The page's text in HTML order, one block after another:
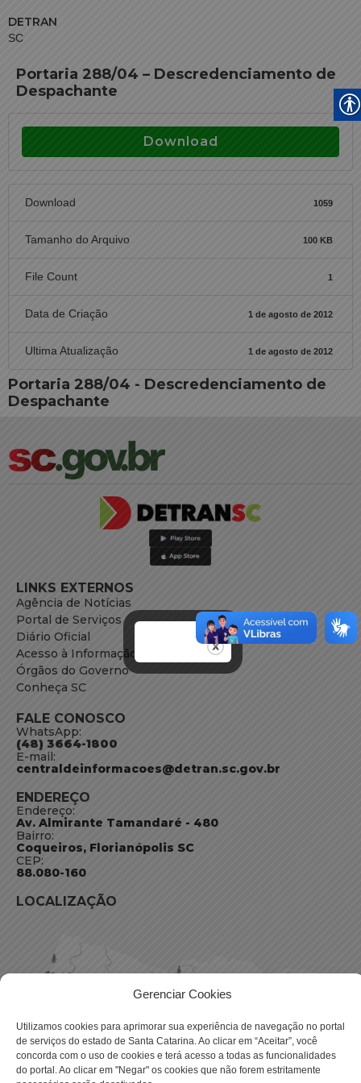
Gerenciar Cookies
Utilizamos cookies para aprimorar sua experiência de navegação no portal
de serviços do estado de Santa Catarina. Ao clicar em “Aceitar”, você
concorda com o uso de cookies e terá acesso a todas as funcionalidades
do portal. Ao clicar em "Negar" os cookies que não forem estritamente
DETRAN
SC
Portaria 288/04 – Descredenciamento de
Despachante
Download
Download 1059
Tamanho do Arquivo 100 KB
File Count 1
Data de Criação 1 de agosto de 2012
Ultima Atualização 1 de agosto de 2012
Portaria 288/04 - Descredenciamento de
Despachante
LINKS EXTERNOS
Agência de Notícias
Portal de Serviços
Diário Oficial
Acesso à Informação
Órgãos do Governo
Conheça SC
FALE CONOSCO
WhatsApp:
(48) 3664-1800
E-mail:
centraldeinformacoes@detran.sc.gov.br
ENDEREÇO
Endereço:
Av. Almirante Tamandaré - 480
Bairro:
Coqueiros, Florianópolis SC
CEP:
88.080-160
LOCALIZAÇÃO